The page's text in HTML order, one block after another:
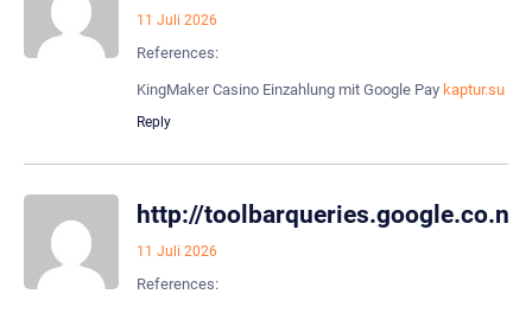
11 Juli 2026
References:
KingMaker Casino Einzahlung mit Google Pay kaptur.su
Reply
http://toolbarqueries.google.co.nz/
11 Juli 2026
References: